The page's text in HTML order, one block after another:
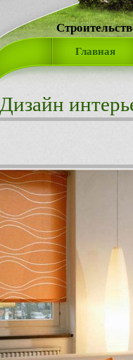
Главная
Дизайн